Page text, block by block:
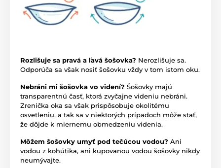
Rozlišuje sa pravá a ľavá šošovka? Nerozlišuje sa.
Odporúča sa však nosiť šošovku vždy v tom istom oku.
Nebráni mi šošovka vo videní? Šošovky majú
transparentnú časť, ktorá zvyčajne videniu nebráni.
Zrenička oka sa však prispôsobuje okolitému
osvetleniu, a tak sa v niektorých prípadoch môže stať,
že dôjde k miernemu obmedzeniu videnia.
Môžem šošovky umyť pod tečúcou vodou? Ani
vodou z kohútika, ani kupovanou vodou šošovky nikdy
neumývajte.